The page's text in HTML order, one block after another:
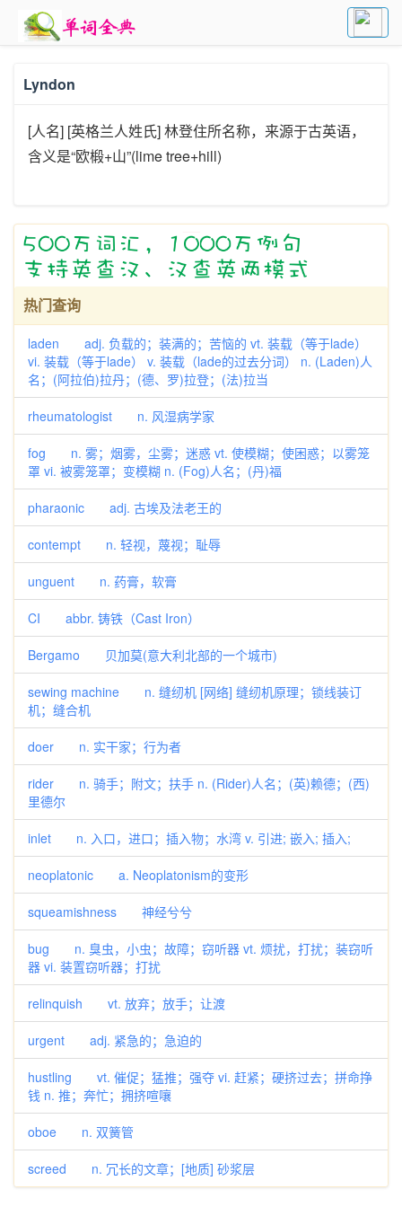
Lyndon
[人名] [英格兰人姓氏] 林登住所名称，来源于古英语，
含义是“欧椴+山”(lime tree+hill)
热门查询
laden adj. 负载的；装满的；苦恼的 vt. 装载（等于lade）
vi. 装载（等于lade） v. 装载（lade的过去分词） n. (Laden)人
名；(阿拉伯)拉丹；(德、罗)拉登；(法)拉当
rheumatologist n. 风湿病学家
fog n. 雾；烟雾，尘雾；迷惑 vt. 使模糊；使困惑；以雾笼
罩 vi. 被雾笼罩；变模糊 n. (Fog)人名；(丹)福
pharaonic adj. 古埃及法老王的
contempt n. 轻视，蔑视；耻辱
unguent n. 药膏，软膏
CI abbr. 铸铁（Cast Iron）
Bergamo 贝加莫(意大利北部的一个城市)
sewing machine n. 缝纫机 [网络] 缝纫机原理；锁线装订
机；缝合机
doer n. 实干家；行为者
rider n. 骑手；附文；扶手 n. (Rider)人名；(英)赖德；(西)
里德尔
inlet n. 入口，进口；插入物；水湾 v. 引进; 嵌入; 插入;
neoplatonic a. Neoplatonism的变形
squeamishness 神经兮兮
bug n. 臭虫，小虫；故障；窃听器 vt. 烦扰，打扰；装窃听
器 vi. 装置窃听器；打扰
relinquish vt. 放弃；放手；让渡
urgent adj. 紧急的；急迫的
hustling vt. 催促；猛推；强夺 vi. 赶紧；硬挤过去；拼命挣
钱 n. 推；奔忙；拥挤喧嚷
oboe n. 双簧管
screed n. 冗长的文章；[地质] 砂浆层